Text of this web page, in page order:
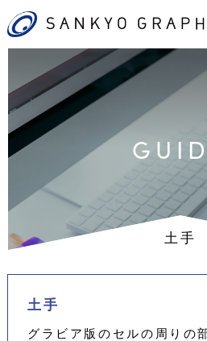
土手
土手
グラビア版のセルの周りの